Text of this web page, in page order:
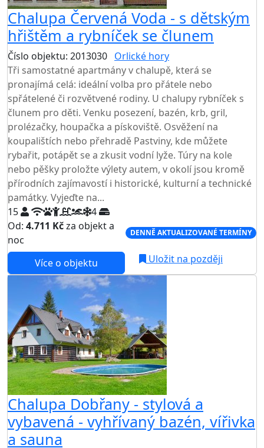
Chalupa Červená Voda - s dětským
hřištěm a rybníček se člunem
Číslo objektu: 2013030 Orlické hory
Tři samostatné apartmány v chalupě, která se
pronajímá celá: ideální volba pro přátele nebo
spřátelené či rozvětvené rodiny. U chalupy rybníček s
člunem pro děti. Venku posezení, bazén, krb, gril,
prolézačky, houpačka a pískoviště. Osvěžení na
koupalištích nebo přehradě Pastviny, kde můžete
rybařit, potápět se a zkusit vodní lyže. Túry na kole
nebo pěšky proložte výlety autem, v okolí jsou kromě
přírodních zajímavostí i historické, kulturní a technické
památky. Vyjeďte na...
15
4
Od: 4.711 Kčza objekt a
noc
DENNĚ AKTUALIZOVANÉ TERMÍNY
Více o objektu Uložit na později
Chalupa Dobřany - stylová a
vybavená - vyhřívaný bazén, vířivka
a sauna